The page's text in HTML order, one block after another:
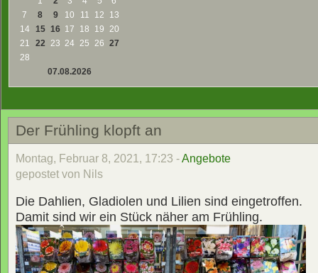
7
8 9 10 11 12
13
14
15 16 17 18 19 20
21
22 23 24 25 26 27
28
07.08.2026
Der Frühling klopft an
Montag, Februar 8, 2021, 17:23 -Angebote
gepostet von Nils
Die Dahlien, Gladiolen und Lilien sind eingetroffen.
Damit sind wir ein Stück näher am Frühling.